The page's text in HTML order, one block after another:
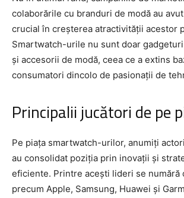
colaborările cu branduri de modă au
crucial în creșterea atractivității acestor
Smartwatch-urile nu sunt doar
și accesorii de modă, ceea ce a extins
consumatori dincolo de pasionații de
Principalii jucători de pe
Pe piața smartwatch-urilor, anumiți
au consolidat poziția prin inovații și
eficiente. Printre acești lideri se numără
precum Apple, Samsung, Huawei și